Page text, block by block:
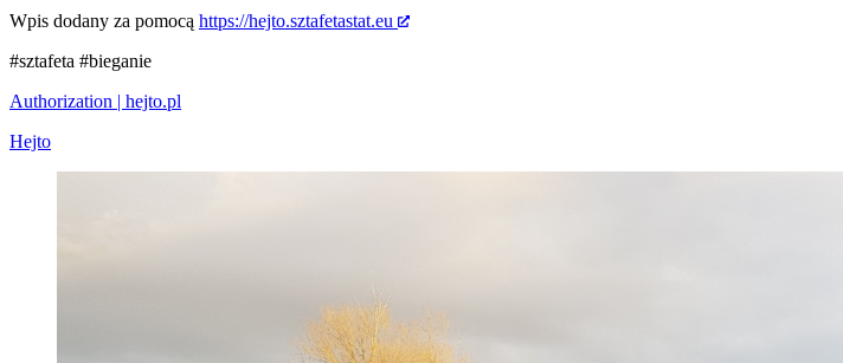
Wpis dodany za pomocą https://hejto.sztafetastat.eu
#sztafeta #bieganie
Authorization | hejto.pl
Hejto